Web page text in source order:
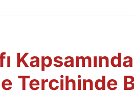
Tercihinde